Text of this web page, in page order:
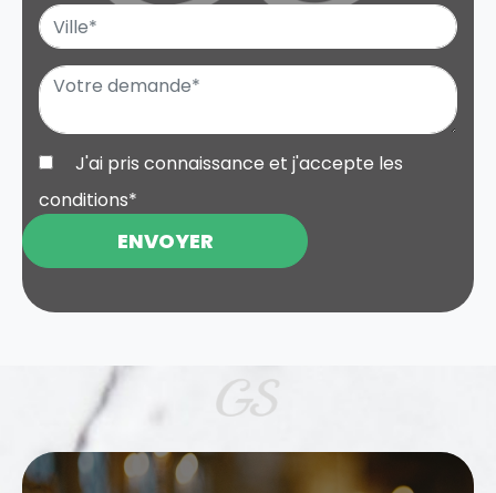
J'ai pris connaissance et j'accepte les
conditions*
ENVOYER